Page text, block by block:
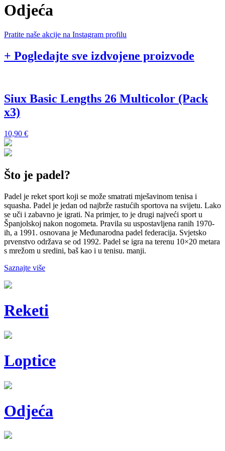
Odjeća
Pratite naše akcije na Instagram profilu
+ Pogledajte sve izdvojene proizvode
Siux Basic Lengths 26 Multicolor (Pack
x3)
10,90 €
Što je padel?
Padel je reket sport koji se može smatrati mješavinom tenisa i
squasha. Padel je jedan od najbrže rastućih sportova na svijetu. Lako
se uči i zabavno je igrati. Na primjer, to je drugi najveći sport u
Španjolskoj nakon nogometa. Pravila su uspostavljena ranih 1970-
ih, a 1991. osnovana je Međunarodna padel federacija. Svjetsko
prvenstvo održava se od 1992. Padel se igra na terenu 10×20 metara
s mrežom u sredini, baš kao i u tenisu. manji.
Saznajte više
Reketi
Loptice
Odjeća